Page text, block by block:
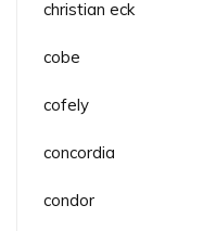
christian eck
cobe
cofely
concordia
condor